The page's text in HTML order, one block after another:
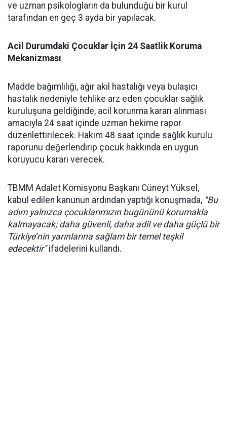
ve uzman psikologların da bulunduğu bir kurul
tarafından en geç 3 ayda bir yapılacak.
Acil Durumdaki Çocuklar İçin 24 Saatlik Koruma
Mekanizması
Madde bağımlılığı, ağır akıl hastalığı veya bulaşıcı
hastalık nedeniyle tehlike arz eden çocuklar sağlık
kuruluşuna geldiğinde, acil korunma kararı alınması
amacıyla 24 saat içinde uzman hekime rapor
düzenlettirilecek. Hakim 48 saat içinde sağlık kurulu
raporunu değerlendirip çocuk hakkında en uygun
koruyucu kararı verecek.
TBMM Adalet Komisyonu Başkanı Cüneyt Yüksel,
kabul edilen kanunun ardından yaptığı konuşmada, "Bu
adım yalnızca çocuklarımızın bugününü korumakla
kalmayacak; daha güvenli, daha adil ve daha güçlü bir
Türkiye’nin yarınlarına sağlam bir temel teşkil
edecektir"ifadelerini kullandı.